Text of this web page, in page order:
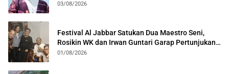
03/08/2026
Festival Al Jabbar Satukan Dua Maestro Seni,
Rosikin WK dan Irwan Guntari Garap Pertunjukan
Kolosal
01/08/2026